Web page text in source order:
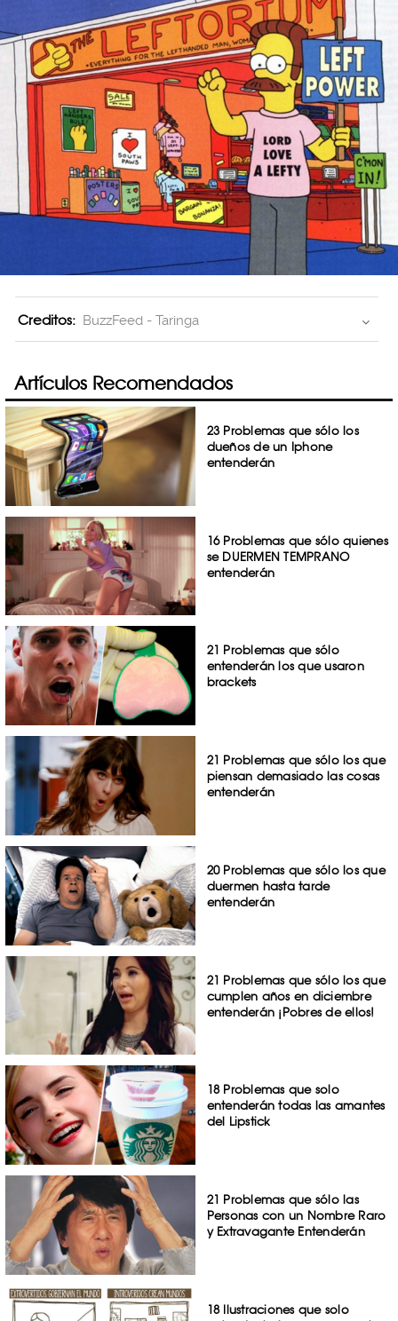
Creditos: BuzzFeed - Taringa
Artículos Recomendados
23 Problemas que sólo los
dueños de un Iphone
entenderán
16 Problemas que sólo quienes
se DUERMEN TEMPRANO
entenderán
21 Problemas que sólo
entenderán los que usaron
brackets
21 Problemas que sólo los que
piensan demasiado las cosas
entenderán
20 Problemas que sólo los que
duermen hasta tarde
entenderán
21 Problemas que sólo los que
cumplen años en diciembre
entenderán ¡Pobres de ellos!
18 Problemas que solo
entenderán todas las amantes
del Lipstick
21 Problemas que sólo las
Personas con un Nombre Raro
y Extravagante Entenderán
18 Ilustraciones que solo